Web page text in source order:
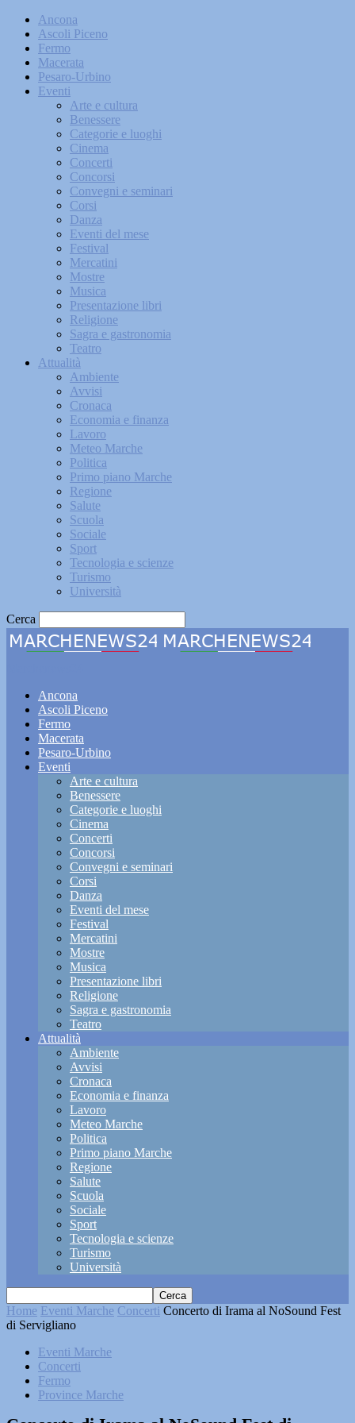
Ancona
Ascoli Piceno
Fermo
Macerata
Pesaro-Urbino
Eventi
Arte e cultura
Benessere
Categorie e luoghi
Cinema
Concerti
Concorsi
Convegni e seminari
Corsi
Danza
Eventi del mese
Festival
Mercatini
Mostre
Musica
Presentazione libri
Religione
Sagra e gastronomia
Teatro
Attualità
Ambiente
Avvisi
Cronaca
Economia e finanza
Lavoro
Meteo Marche
Politica
Primo piano Marche
Regione
Salute
Scuola
Sociale
Sport
Tecnologia e scienze
Turismo
Università
Cerca
Ancona
Ascoli Piceno
Fermo
Macerata
Pesaro-Urbino
Eventi
Arte e cultura
Benessere
Categorie e luoghi
Cinema
Concerti
Concorsi
Convegni e seminari
Corsi
Danza
Eventi del mese
Festival
Mercatini
Mostre
Musica
Presentazione libri
Religione
Sagra e gastronomia
Teatro
Attualità
Ambiente
Avvisi
Cronaca
Economia e finanza
Lavoro
Meteo Marche
Politica
Primo piano Marche
Regione
Salute
Scuola
Sociale
Sport
Tecnologia e scienze
Turismo
Università
Home Eventi Marche Concerti Concerto di Irama al NoSound Fest
di Servigliano
Eventi Marche
Concerti
Fermo
Province Marche